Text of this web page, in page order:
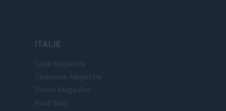
ITALIE
Casa Magazine
Cineverse Magazine
Donne Magazine
Food Blog